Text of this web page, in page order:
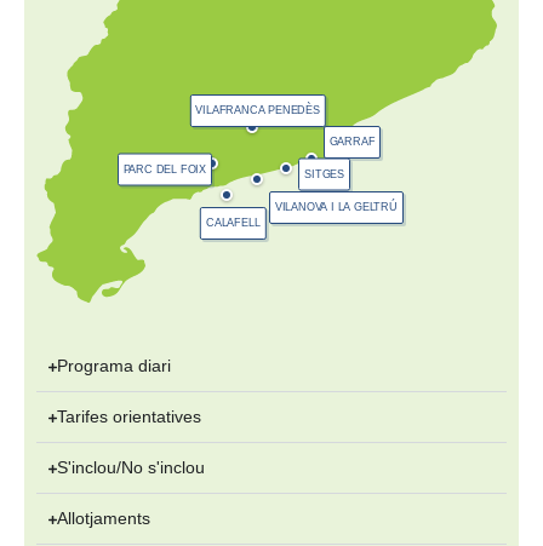
VILAFRANCA PENEDÈS
GARRAF
SITGES
VILANOVA I LA GELTRÚ
CALAFELL
PARC DEL FOIX
Programa diari
Tarifes orientatives
S'inclou/No s'inclou
Allotjaments